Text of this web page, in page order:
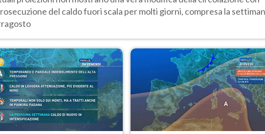
del caldo fuori scala per molti giorni, compresa la